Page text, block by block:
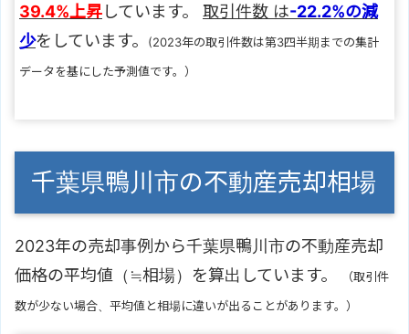
39.4%上昇しています。 取引件数 は-22.2%の減
少をしています。
(2023年の取引件数は第3四半期までの集計
データを基にした予測値です。）
千葉県鴨川市の不動産売却相場
2023年の売却事例から千葉県鴨川市の不動産売却
価格の平均値（≒相場）を算出しています。
（取引件
数が少ない場合、平均値と相場に違いが出ることがあります。）